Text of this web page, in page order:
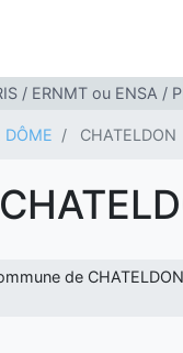
/ ERNMT ou ENSA /
DÔME CHATELDON
de